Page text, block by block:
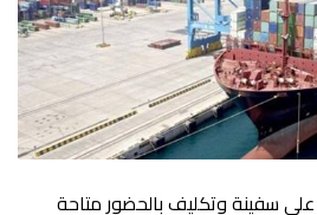
على سفينة وتكليف بالحضور متاحة